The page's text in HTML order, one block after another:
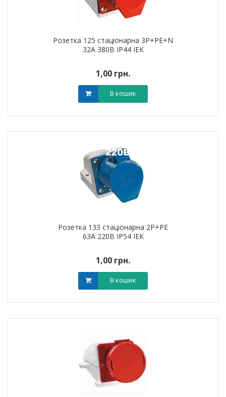
Розетка 125 стаціонарна 3Р+РЕ+N
32А 380В IP44 ІЕК
1,00 грн.
В кошик
Розетка 133 стаціонарна 2Р+РЕ
63А 220В IP54 ІЕК
1,00 грн.
В кошик